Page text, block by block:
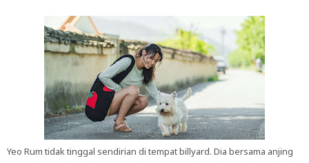
Yeo Rum tidak tinggal sendirian di tempat billyard. Dia bersama anjing